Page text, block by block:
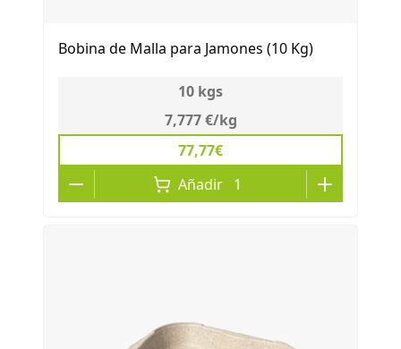
Bobina de Malla para Jamones (10 Kg)
10 kgs
7,777 €/kg
77,77€
Añadir 1